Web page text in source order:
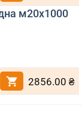
м20х1000
метрична
2856.00 ₴